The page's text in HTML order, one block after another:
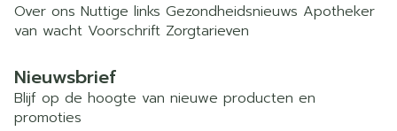
Over ons Nuttige links Gezondheidsnieuws Apotheker
van wacht Voorschrift Zorgtarieven
Nieuwsbrief
Blijf op de hoogte van nieuwe producten en
promoties